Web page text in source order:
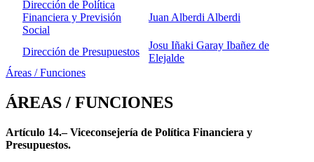
Dirección de Política
Financiera y Previsión
Social
Juan Alberdi Alberdi
Dirección de Presupuestos
Josu Iñaki Garay Ibañez de
Elejalde
Áreas / Funciones
ÁREAS / FUNCIONES
Artículo 14.– Viceconsejería de Política Financiera y
Presupuestos.